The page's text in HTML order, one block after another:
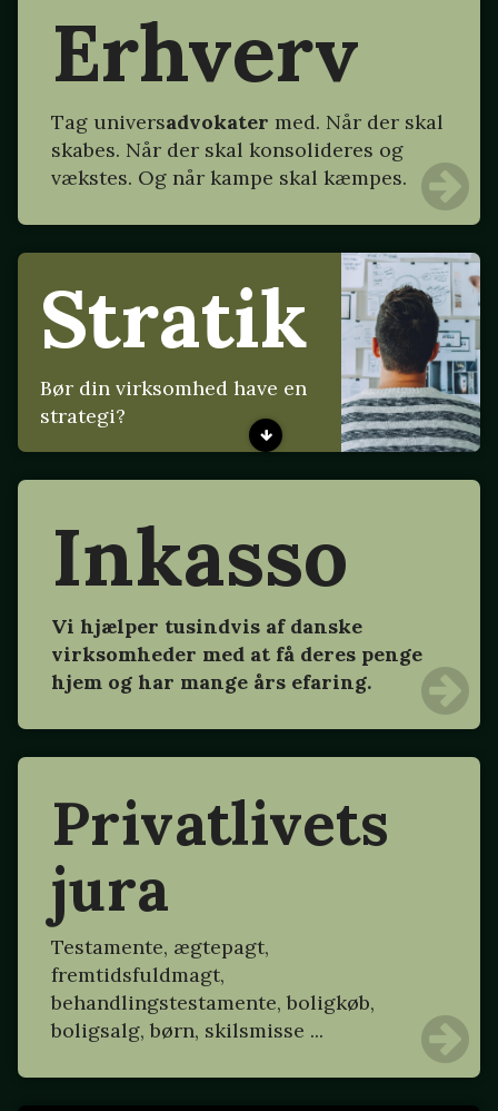
Erhverv
Tag universadvokater med. Når der skal
skabes. Når der skal konsolideres og
vækstes. Og når kampe skal kæmpes.
Stratik
Bør din virksomhed have en
strategi?
Inkasso
Vi hjælper tusindvis af danske
virksomheder med at få deres penge
hjem og har mange års efaring.
Privatlivets
jura
Testamente, ægtepagt,
fremtidsfuldmagt,
behandlingstestamente, boligkøb,
boligsalg, børn, skilsmisse ...